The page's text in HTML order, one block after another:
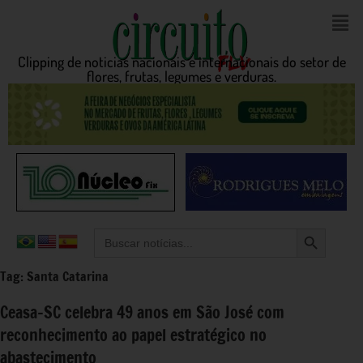
Clipping de noticias nacionais e internacionais do setor de
flores, frutas, legumes e verduras.
for:
Tag: Santa Catarina
Ceasa-SC celebra 49 anos em São José com
reconhecimento ao papel estratégico no
abastecimento